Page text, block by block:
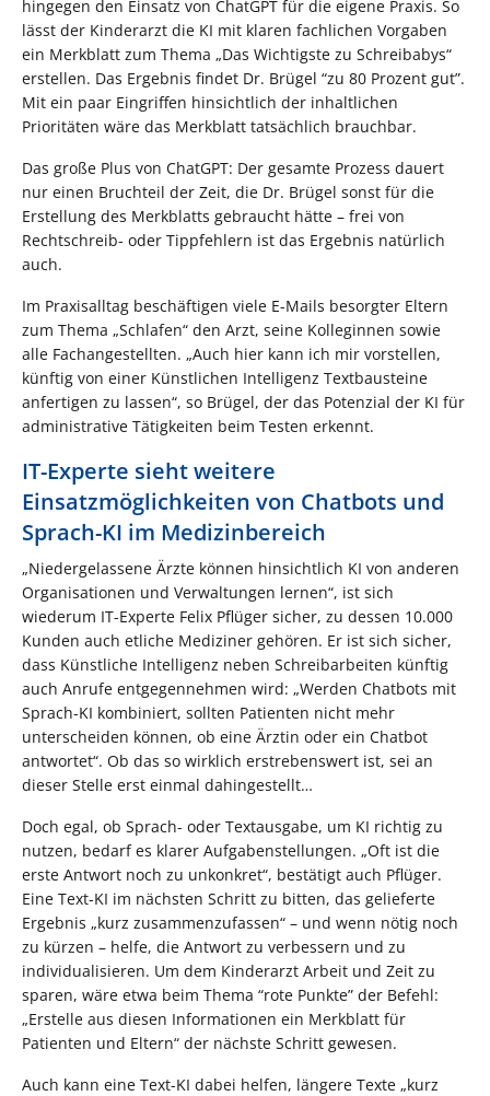
hingegen den Einsatz von ChatGPT für die eigene Praxis. So
lässt der Kinderarzt die KI mit klaren fachlichen Vorgaben
ein Merkblatt zum Thema „Das Wichtigste zu Schreibabys“
erstellen. Das Ergebnis findet Dr. Brügel “zu 80 Prozent gut”.
Mit ein paar Eingriffen hinsichtlich der inhaltlichen
Prioritäten wäre das Merkblatt tatsächlich brauchbar.
Das große Plus von ChatGPT: Der gesamte Prozess dauert
nur einen Bruchteil der Zeit, die Dr. Brügel sonst für die
Erstellung des Merkblatts gebraucht hätte – frei von
Rechtschreib- oder Tippfehlern ist das Ergebnis natürlich
auch.
Im Praxisalltag beschäftigen viele E-Mails besorgter Eltern
zum Thema „Schlafen“ den Arzt, seine Kolleginnen sowie
alle Fachangestellten. „Auch hier kann ich mir vorstellen,
künftig von einer Künstlichen Intelligenz Textbausteine
anfertigen zu lassen“, so Brügel, der das Potenzial der KI für
administrative Tätigkeiten beim Testen erkennt.
IT-Experte sieht weitere
Einsatzmöglichkeiten von Chatbots und
Sprach-KI im Medizinbereich
„Niedergelassene Ärzte können hinsichtlich KI von anderen
Organisationen und Verwaltungen lernen“, ist sich
wiederum IT-Experte Felix Pflüger sicher, zu dessen 10.000
Kunden auch etliche Mediziner gehören. Er ist sich sicher,
dass Künstliche Intelligenz neben Schreibarbeiten künftig
auch Anrufe entgegennehmen wird: „Werden Chatbots mit
Sprach-KI kombiniert, sollten Patienten nicht mehr
unterscheiden können, ob eine Ärztin oder ein Chatbot
antwortet“. Ob das so wirklich erstrebenswert ist, sei an
dieser Stelle erst einmal dahingestellt…
Doch egal, ob Sprach- oder Textausgabe, um KI richtig zu
nutzen, bedarf es klarer Aufgabenstellungen. „Oft ist die
erste Antwort noch zu unkonkret“, bestätigt auch Pflüger.
Eine Text-KI im nächsten Schritt zu bitten, das gelieferte
Ergebnis „kurz zusammenzufassen“ – und wenn nötig noch
zu kürzen – helfe, die Antwort zu verbessern und zu
individualisieren. Um dem Kinderarzt Arbeit und Zeit zu
sparen, wäre etwa beim Thema “rote Punkte” der Befehl:
„Erstelle aus diesen Informationen ein Merkblatt für
Patienten und Eltern“ der nächste Schritt gewesen.
Auch kann eine Text-KI dabei helfen, längere Texte „kurz